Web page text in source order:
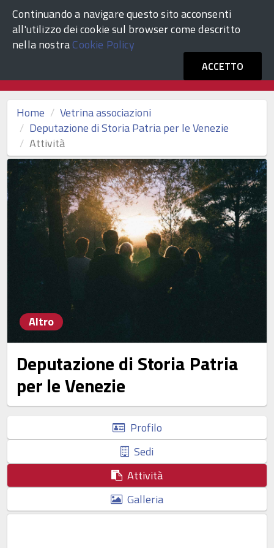
Continuando a navigare questo sito acconsenti
all'utilizzo dei cookie sul browser come descritto
nella nostraCookie Policy
ACCETTO
Comune di Venezia ACCEDI
Vetrina Associazioni Culturali
Home
Vetrina associazioni
Deputazione di Storia Patria per le Venezie
Attività
Altro
Deputazione di Storia Patria
per le Venezie
Profilo
Sedi
Attività
Galleria